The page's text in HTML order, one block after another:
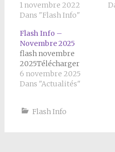
1 novembre 2022
Dans "Flash Info"
Flash Info –
Novembre 2025
flash novembre
2025Télécharger
6 novembre 2025
Dans "Actualités"
Flash Info